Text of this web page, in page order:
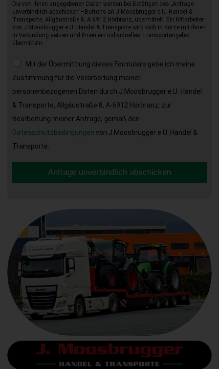
Die von Ihnen angegebenen Daten werden bei Betätigen des „Anfrage
unverbindlich abschicken“–Buttons an J.Moosbrugger e.U. Handel &
Transporte, Allgäustraße 8, A-6912 Hörbranz, übermittelt. Ein Mitarbeiter
von J.Moosbrugger e.U. Handel & Transporte wird sich in Kürze mit Ihnen
in Verbindung setzen und Ihnen ein individuelles Transportangebot
übermitteln.
Mit der Übermittlung dieses Formulars gebe ich meine
Zustimmung für die Verarbeitung meiner
personenbezogenen Daten durch J.Moosbrugger e.U. Handel
& Transporte, Allgäustraße 8, A-6912 Hörbranz, zur
Bearbeitung meiner Anfrage, gemäß den
Datenschutzbedingungen von J.Moosbrugger e.U. Handel &
Transporte.
Anfrage unverbindlich abschicken